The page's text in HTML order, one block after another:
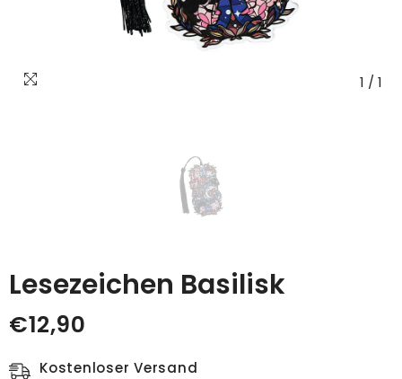
1 / 1
Lesezeichen Basilisk
€12,90
Kostenloser Versand